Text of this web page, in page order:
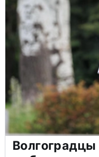
Волгоградцы